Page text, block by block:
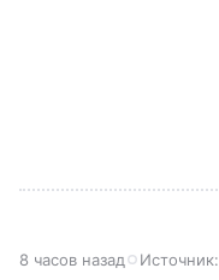
8 часов назад Источник: